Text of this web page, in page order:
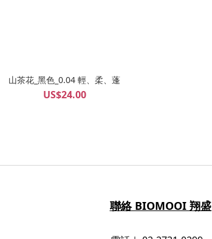
山茶花_黑色_0.04 輕、柔、蓬
US$24.00
聯絡 BIOMOOI 翔盛